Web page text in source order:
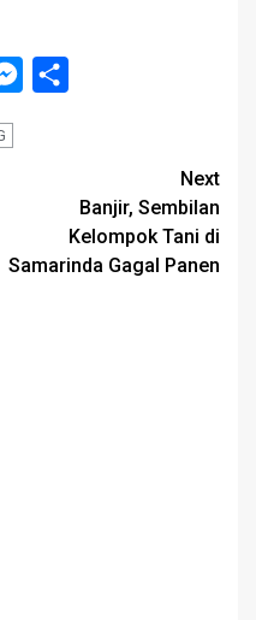
Messenger
Next
Banjir, Sembilan
Kelompok Tani di
Samarinda Gagal Panen